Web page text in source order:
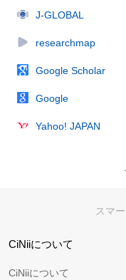
J-GLOBAL
researchmap
Google Scholar
Google
Yahoo! JAPAN
スマ
CiNiiについて
CiNiiについて